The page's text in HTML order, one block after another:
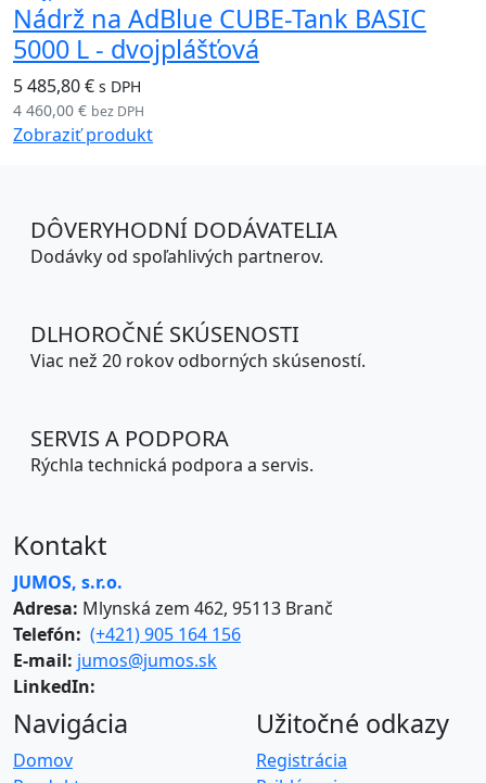
Nádrž na AdBlue CUBE-Tank BASIC
5000 L - dvojplášťová
5 485,80 € s DPH
4 460,00 € bez DPH
Zobraziť produkt
DÔVERYHODNÍ DODÁVATELIA
Dodávky od spoľahlivých partnerov.
DLHOROČNÉ SKÚSENOSTI
Viac než 20 rokov odborných skúseností.
SERVIS A PODPORA
Rýchla technická podpora a servis.
Kontakt
JUMOS, s.r.o.
Adresa: Mlynská zem 462, 95113 Branč
Telefón: (+421) 905 164 156
E-mail: jumos@jumos.sk
LinkedIn:
Navigácia
Domov
Užitočné odkazy
Registrácia